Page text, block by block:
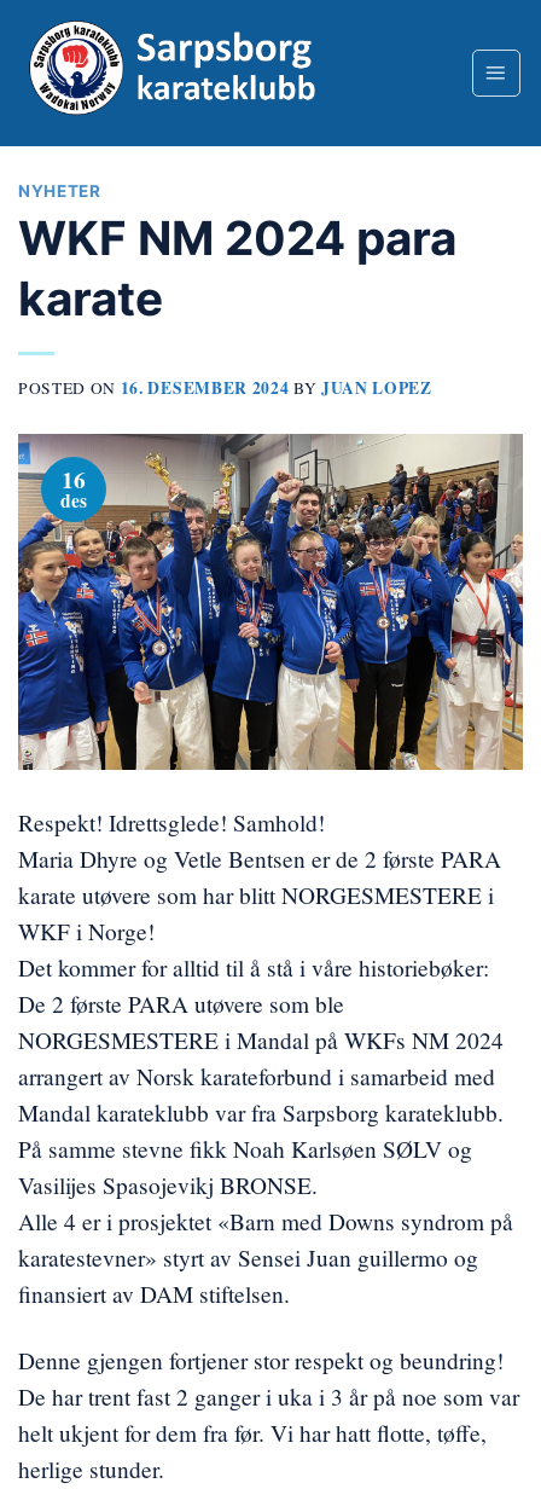
content
NYHETER
WKF NM 2024 para
karate
POSTED ON 16. DESEMBER 2024 BYJUAN LOPEZ
16
des
Respekt! Idrettsglede! Samhold!
Maria Dhyre og Vetle Bentsen er de 2 første PARA
karate utøvere som har blitt NORGESMESTERE i
WKF i Norge!
Det kommer for alltid til å stå i våre historiebøker:
De 2 første PARA utøvere som ble
NORGESMESTERE i Mandal på WKFs NM 2024
arrangert av Norsk karateforbund i samarbeid med
Mandal karateklubb var fra Sarpsborg karateklubb.
På samme stevne fikk Noah Karlsøen SØLV og
Vasilijes Spasojevikj BRONSE.
Alle 4 er i prosjektet «Barn med Downs syndrom på
karatestevner» styrt av Sensei Juan guillermo og
finansiert av DAM stiftelsen.
Denne gjengen fortjener stor respekt og beundring!
De har trent fast 2 ganger i uka i 3 år på noe som var
helt ukjent for dem fra før. Vi har hatt flotte, tøffe,
herlige stunder.